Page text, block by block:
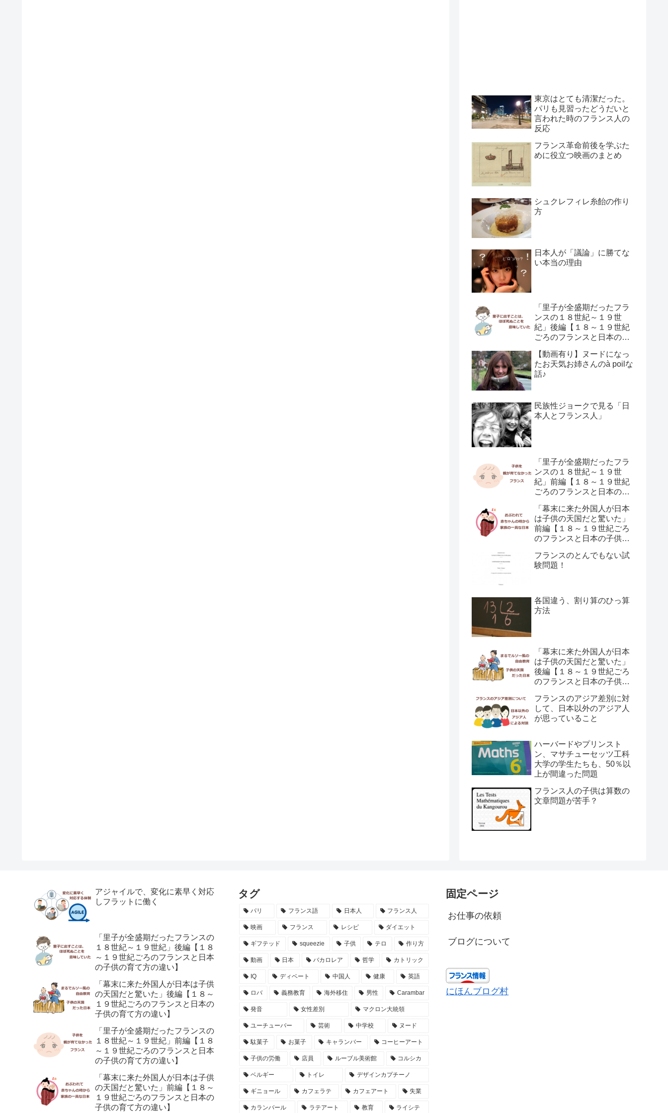
東京はとても清潔だった。
パリも見習ったどうだいと
言われた時のフランス人の
反応
フランス革命前後を学ぶた
めに役立つ映画のまとめ
シュクレフィレ糸飴の作り
方
日本人が「議論」に勝てな
い本当の理由
「里子が全盛期だったフラ
ンスの１８世紀～１９世
紀」後編【１８～１９世紀
ごろのフランスと日本の子
【動画有り】ヌードになっ
たお天気お姉さんのà poilな
話♪
民族性ジョークで見る「日
本人とフランス人」
「里子が全盛期だったフラ
ンスの１８世紀～１９世
紀」前編【１８～１９世紀
ごろのフランスと日本の子
「幕末に来た外国人が日本
は子供の天国だと驚いた」
前編【１８～１９世紀ごろ
のフランスと日本の子供の
フランスのとんでもない試
験問題！
各国違う、割り算のひっ算
方法
「幕末に来た外国人が日本
は子供の天国だと驚いた」
後編【１８～１９世紀ごろ
のフランスと日本の子供の
フランスのアジア差別に対
して、日本以外のアジア人
が思っていること
ハーバードやプリンスト
ン、マサチューセッツ工科
大学の学生たちも、50％以
上が間違った問題
フランス人の子供は算数の
文章問題が苦手？
アジャイルで、変化に素早く対応
しフラットに働く
「里子が全盛期だったフランスの
１８世紀～１９世紀」後編【１８
～１９世紀ごろのフランスと日本
の子供の育て方の違い】
「幕末に来た外国人が日本は子供
の天国だと驚いた」後編【１８～
１９世紀ごろのフランスと日本の
子供の育て方の違い】
「里子が全盛期だったフランスの
１８世紀～１９世紀」前編【１８
～１９世紀ごろのフランスと日本
の子供の育て方の違い】
「幕末に来た外国人が日本は子供
の天国だと驚いた」前編【１８～
１９世紀ごろのフランスと日本の
子供の育て方の違い】
タグ
パリ フランス語 日本人 フランス人
映画 フランス レシピ ダイエット
ギフテッド squeezie 子供 テロ 作り方
動画 日本 バカロレア 哲学 カトリック
IQ ディベート 中国人 健康 英語
ロバ 義務教育 海外移住 男性 Carambar
発音 女性差別 マクロン大統領
ユーチューバー 芸術 中学校 ヌード
駄菓子 お菓子 キャランバー コーヒーアート
子供の労働 店員 ルーブル美術館 コルシカ
ベルギー トイレ デザインカプチーノ
ギニョール カフェラテ カフェアート 失業
カランバール ラテアート 教育 ライシテ
固定ページ
お仕事の依頼
ブログについて
にほんブログ村